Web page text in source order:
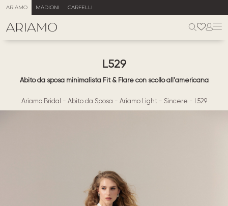
ARIAMO MADIONI CARFELLI
L529
Abito da sposa minimalista Fit & Flare con scollo all'americana
Ariamo Bridal - Abito da Sposa - Ariamo Light- Sincere - L529